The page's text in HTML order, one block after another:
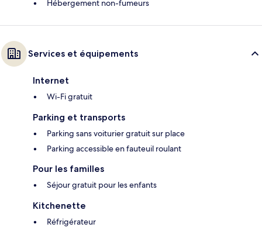
Hébergement non-fumeurs
Services et équipements
Internet
Wi-Fi gratuit
Parking et transports
Parking sans voiturier gratuit sur place
Parking accessible en fauteuil roulant
Pour les familles
Séjour gratuit pour les enfants
Kitchenette
Réfrigérateur